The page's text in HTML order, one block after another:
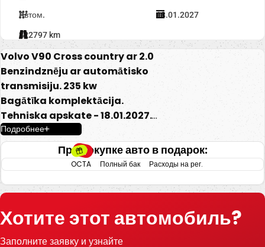
Автом. 18.01.2027
222797 km
При покупке авто в подарок:
Расходы на рег.
Полный бак
OCTA
Volvo V90 Cross country ar 2.0
Benzindznēju ar automātisko
transmisiju. 235 kw
Bagātīka komplektācija.
Tehniska apskate - 18.01.2027.
-Pilnpiedziņas.
-Elektriski regulējams ādas salons ar
atmiņu.
-El. regulējami, apsildāmi un nolokami
-Gaisa kondicionieris.
Подробнее
Хотите этот автомобиль?
Заполните заявку и узнайте